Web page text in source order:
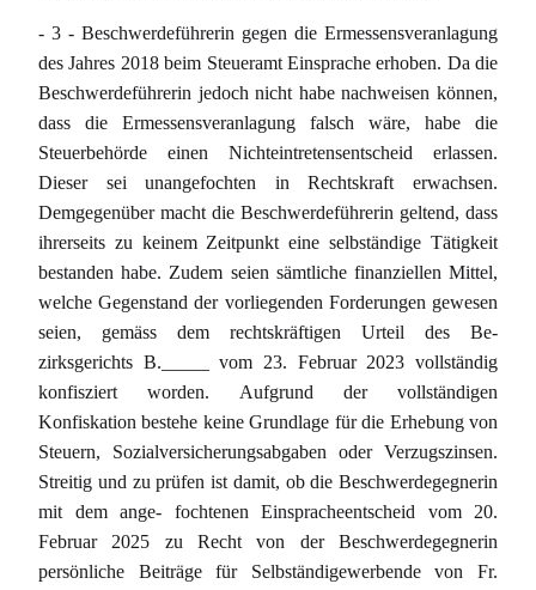
- 3 - Beschwerdeführerin gegen die Ermessensveranlagung
des Jahres 2018 beim Steueramt Einsprache erhoben. Da die
Beschwerdeführerin jedoch nicht habe nachweisen können,
dass die Ermessensveranlagung falsch wäre, habe die
Steuerbehörde einen Nichteintretensentscheid erlassen.
Dieser sei unangefochten in Rechtskraft erwachsen.
Demgegenüber macht die Beschwerdeführerin geltend, dass
ihrerseits zu keinem Zeitpunkt eine selbständige Tätigkeit
bestanden habe. Zudem seien sämtliche finanziellen Mittel,
welche Gegenstand der vorliegenden Forderungen gewesen
seien, gemäss dem rechtskräftigen Urteil des Be-
zirksgerichts B._____ vom 23. Februar 2023 vollständig
konfisziert worden. Aufgrund der vollständigen
Konfiskation bestehe keine Grundlage für die Erhebung von
Steuern, Sozialversicherungsabgaben oder Verzugszinsen.
Streitig und zu prüfen ist damit, ob die Beschwerdegegnerin
mit dem ange- fochtenen Einspracheentscheid vom 20.
Februar 2025 zu Recht von der Beschwerdegegnerin
persönliche Beiträge für Selbständigewerbende von Fr.